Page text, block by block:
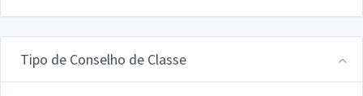
Tipo de Conselho de Classe